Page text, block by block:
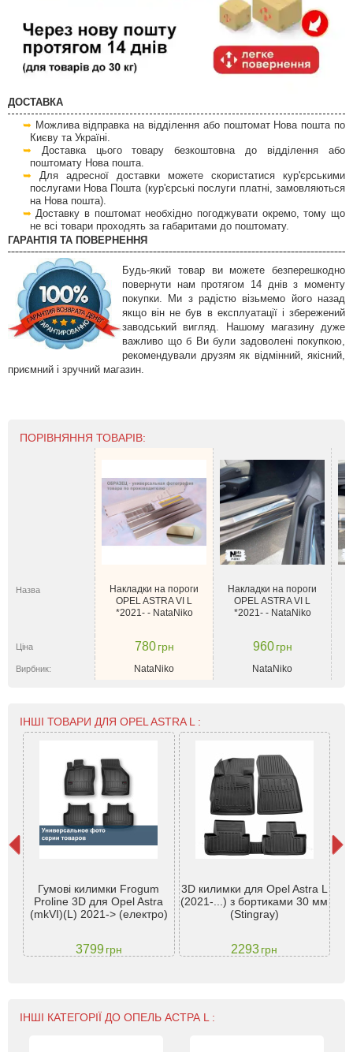
ДОСТАВКА
Можлива відправка на відділення або поштомат Нова пошта по
Києву та Україні.
Доставка цього товару безкоштовна до відділення або
поштомату Нова пошта.
Для адресної доставки можете скористатися кур'єрськими
послугами Нова Пошта (кур'єрські послуги платні, замовляються
на Нова пошта).
Доставку в поштомат необхідно погоджувати окремо, тому що
не всі товари проходять за габаритами до поштомату.
ГАРАНТІЯ ТА ПОВЕРНЕННЯ
Будь-який товар ви можете безперешкодно
повернути нам протягом 14 днів з моменту
покупки. Ми з радістю візьмемо його назад
якщо він не був в експлуатації і збережений
заводський вигляд. Нашому магазину дуже
важливо що б Ви були задоволені покупкою,
рекомендували друзям як відмінний, якісний,
приємний і зручний магазин.
ПОРІВНЯННЯ ТОВАРІВ:
Назва
Накладки на пороги
OPEL ASTRA VI L
*2021- - NataNiko
Накладки на пороги
OPEL ASTRA VI L
*2021- - NataNiko
Ціна 780 грн 960 грн
Вирбник: NataNiko NataNiko
ІНШІ ТОВАРИ ДЛЯ OPEL ASTRA L :
Гумові килимки Frogum
Proline 3D для Opel Astra
(mkVI)(L) 2021-> (електро)
3799 грн
3D килимки для Opel Astra L
(2021-...) з бортиками 30 мм
(Stingray)
2293грн
ІНШІ КАТЕГОРІЇ ДО ОПЕЛЬ АСТРА L :